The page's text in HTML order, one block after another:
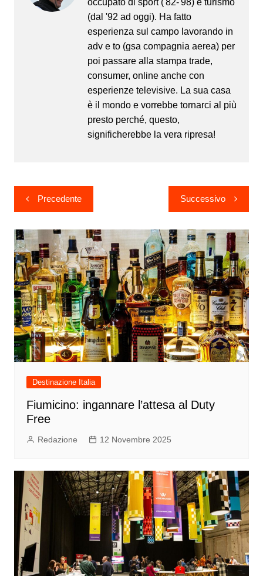
(dal '92 ad oggi). Ha fatto
esperienza sul campo lavorando in
adv e to (gsa compagnia aerea) per
poi passare alla stampa trade,
consumer, online anche con
esperienze televisive. La sua casa
è il mondo e vorrebbe tornarci al più
presto perché, questo,
significherebbe la vera ripresa!
Navigazione
articoli
Precedente Successivo
Destinazione Italia
Fiumicino: ingannare l’attesa al Duty
Free
Redazione 12 Novembre 2025